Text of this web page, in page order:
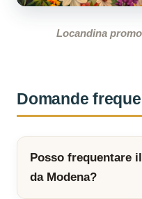
Locandina
Domande
Posso frequentare
da Modena?